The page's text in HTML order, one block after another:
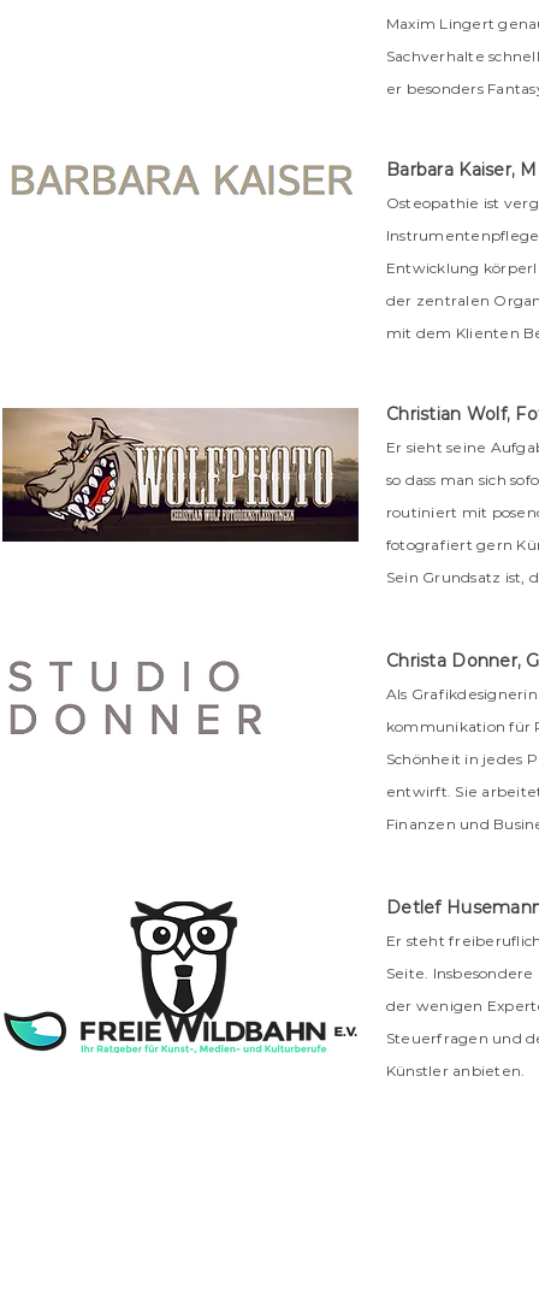
Maxim Lingert
Sachverhalte
er besonders
Barbara Kaiser,
Osteopathie ist
Instrumentenpflege
Entwicklung
der zentralen
mit dem Klienten
Christian Wolf,
Er sieht seine
so dass man sich
routiniert mit
fotografiert gern
Sein Grundsatz ist,
Christa Donner,
Als
kommunikation für
Schönheit in jedes
entwirft. Sie
Finanzen und
Detlef
Er steht
Seite.
der wenigen
Steuerfragen und
Künstler anbieten.